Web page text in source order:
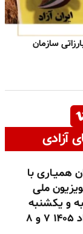
سازمان
آزادی
همیـاری با
ملی
و یکشنبه
۱۶ ، ۱۷ و ۱۸ مرداد ۱۴۰۵ ۷ و ۸